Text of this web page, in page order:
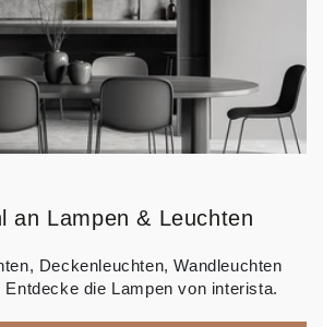
an Lampen & Leuchten
Deckenleuchten, Wandleuchten
die Lampen von interista.